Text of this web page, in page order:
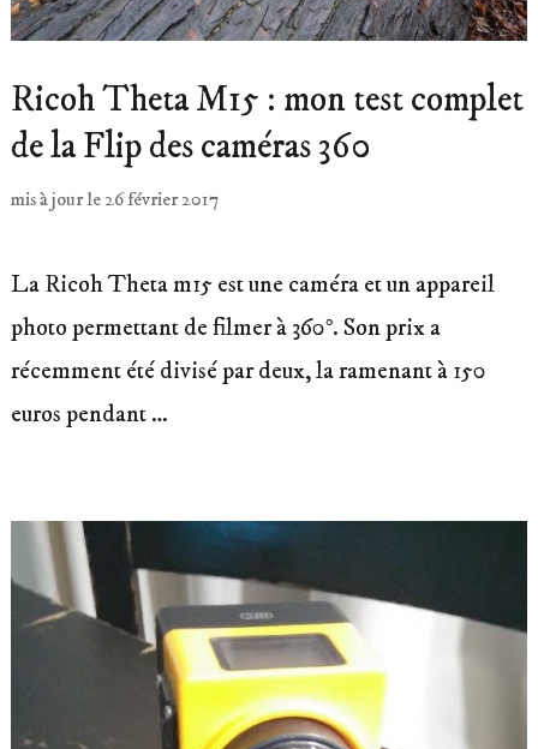
Ricoh Theta M15 : mon test complet
de la Flip des caméras 360
mis à jour le 26 février 2017
La Ricoh Theta m15 est une caméra et un appareil
photo permettant de filmer à 360°. Son prix a
récemment été divisé par deux, la ramenant à 150
euros pendant …